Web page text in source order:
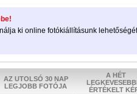
ki online fotókiállításunk
AZ UTOLSÓ 30 NAP
LEGJOBB FOTÓJA
A HÉT
ÉRTÉKELT